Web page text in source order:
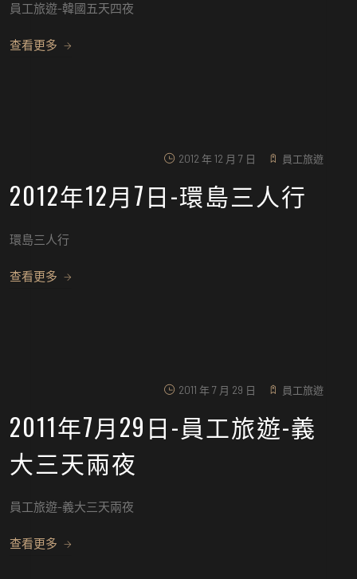
員工旅遊-韓國五天四夜
查看更多
2012 年 12 月 7 日 員工旅遊
2012年12月7日-環島三人行
環島三人行
查看更多
2011 年 7 月 29 日 員工旅遊
2011年7月29日-員工旅遊-義
大三天兩夜
員工旅遊-義大三天兩夜
查看更多